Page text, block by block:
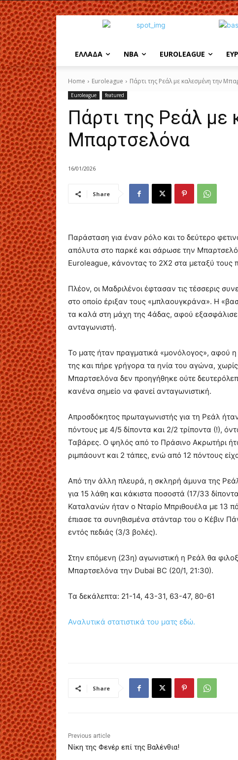
EΛΛΑΔΑ NBA ΕUROLEAGUE
Home Euroleague Πάρτι της Ρεάλ με καλεσμένη την
Euroleague featured
Πάρτι της Ρεάλ με
Μπαρτσελόνα
16/01/2026
Share
Παράσταση για έναν ρόλο και το δεύτερο
απόλυτα στο παρκέ και σάρωσε την
Euroleague, κάνοντας το 2Χ2 στα μεταξύ τους
Πλέον, οι Μαδριλένοι έφτασαν τις τέσσερις
στο οποίο έριξαν τους «μπλαουγκράνα». Η
τα καλά στη μάχη της 4άδας, αφού
ανταγωνιστή.
Το ματς ήταν πραγματικά «μονόλογος», αφού
της και πήρε γρήγορα τα ηνία του αγώνα,
Μπαρτσελόνα δεν προηγήθηκε ούτε
κανένα σημείο να φανεί ανταγωνιστική.
Απροσδόκητος πρωταγωνιστής για τη Ρεάλ
πόντους με 4/5 δίποντα και 2/2 τρίποντα (!),
Ταβάρες. Ο ψηλός από το Πράσινο Ακρωτήρι
ριμπάουντ και 2 τάπες, ενώ από 12 πόντους
Από την άλλη πλευρά, η σκληρή άμυνα της
για 15 λάθη και κάκιστα ποσοστά (17/33
Καταλανών ήταν ο Νταρίο Μπριθουέλα με 13
έπιασε τα συνηθισμένα στάνταρ του ο Κέβιν
εντός πεδιάς (3/3 βολές).
Στην επόμενη (23η) αγωνιστική η Ρεάλ θα
Μπαρτσελόνα την Dubai BC (20/1, 21:30).
Τα δεκάλεπτα: 21-14, 43-31, 63-47, 80-61
Αναλυτικά στατιστικά του ματς εδώ.
Share
Previous article
Νίκη της Φενέρ επί της Βαλένθια!